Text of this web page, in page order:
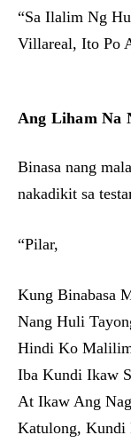
“Sa Ilalim Ng
Villareal, Ito Po
Ang Liham Na
Binasa nang
nakadikit sa
“Pilar,
Kung Binabasa
Nang Huli
Hindi Ko
Iba Kundi Ikaw
At Ikaw Ang
Katulong, Kundi